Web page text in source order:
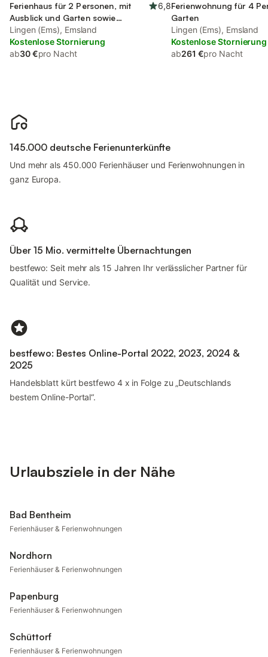
Ferienhaus für 2 Personen, mit
Ausblick und Garten sowie
Terrasse, mit Haustier
6,8
Lingen (Ems), Emsland
Kostenlose Stornierung
ab30 €pro Nacht
Ferienwohnung für 4
Garten
Lingen (Ems), Emsland
Kostenlose Stornierung
ab261 €pro Nacht
145.000 deutsche Ferienunterkünfte
Und mehr als 450.000 Ferienhäuser und Ferienwohnungen in
ganz Europa.
Über 15 Mio. vermittelte Übernachtungen
bestfewo: Seit mehr als 15 Jahren Ihr verlässlicher Partner für
Qualität und Service.
bestfewo: Bestes Online-Portal 2022, 2023, 2024 &
2025
Handelsblatt kürt bestfewo 4 x in Folge zu „Deutschlands
bestem Online-Portal“.
Urlaubsziele in der Nähe
Bad Bentheim
Ferienhäuser & Ferienwohnungen
Nordhorn
Ferienhäuser & Ferienwohnungen
Papenburg
Ferienhäuser & Ferienwohnungen
Schüttorf
Ferienhäuser & Ferienwohnungen